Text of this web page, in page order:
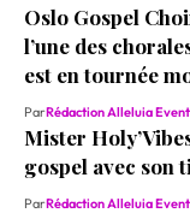
Oslo Gospel
l’une des
est en tournée
ParRédaction Alleluia Event
Mister
gospel avec son
ParRédaction Alleluia Event